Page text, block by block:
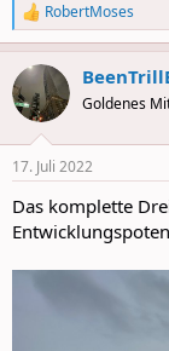
R
e
a
c
t
i
s
RobertMoses
Goldenes
17. Juli 2022
Das komplette